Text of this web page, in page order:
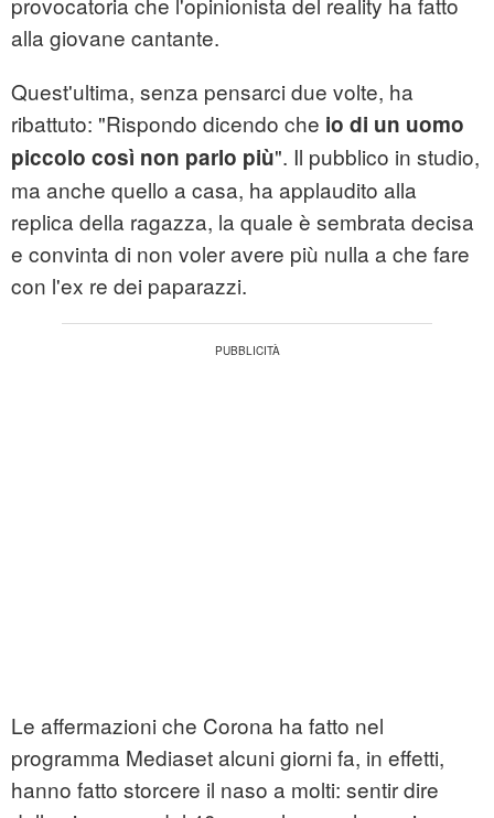
alla giovane cantante.
Quest'ultima, senza pensarci due volte, ha
ribattuto: "Rispondo dicendo che io di un uomo
piccolo così non parlo più". Il pubblico in studio,
ma anche quello a casa, ha applaudito alla
replica della ragazza, la quale è sembrata decisa
e convinta di non voler avere più nulla a che fare
con l'ex re dei paparazzi.
Le affermazioni che Corona ha fatto nel
programma Mediaset alcuni giorni fa, in effetti,
hanno fatto storcere il naso a molti: sentir dire